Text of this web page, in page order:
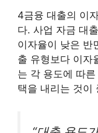
4금융 대출의 이
다. 사업 자금 대
이자율이 낮은 반
출 유형보다 이자
는 각 용도에 따
택을 내리는 것이